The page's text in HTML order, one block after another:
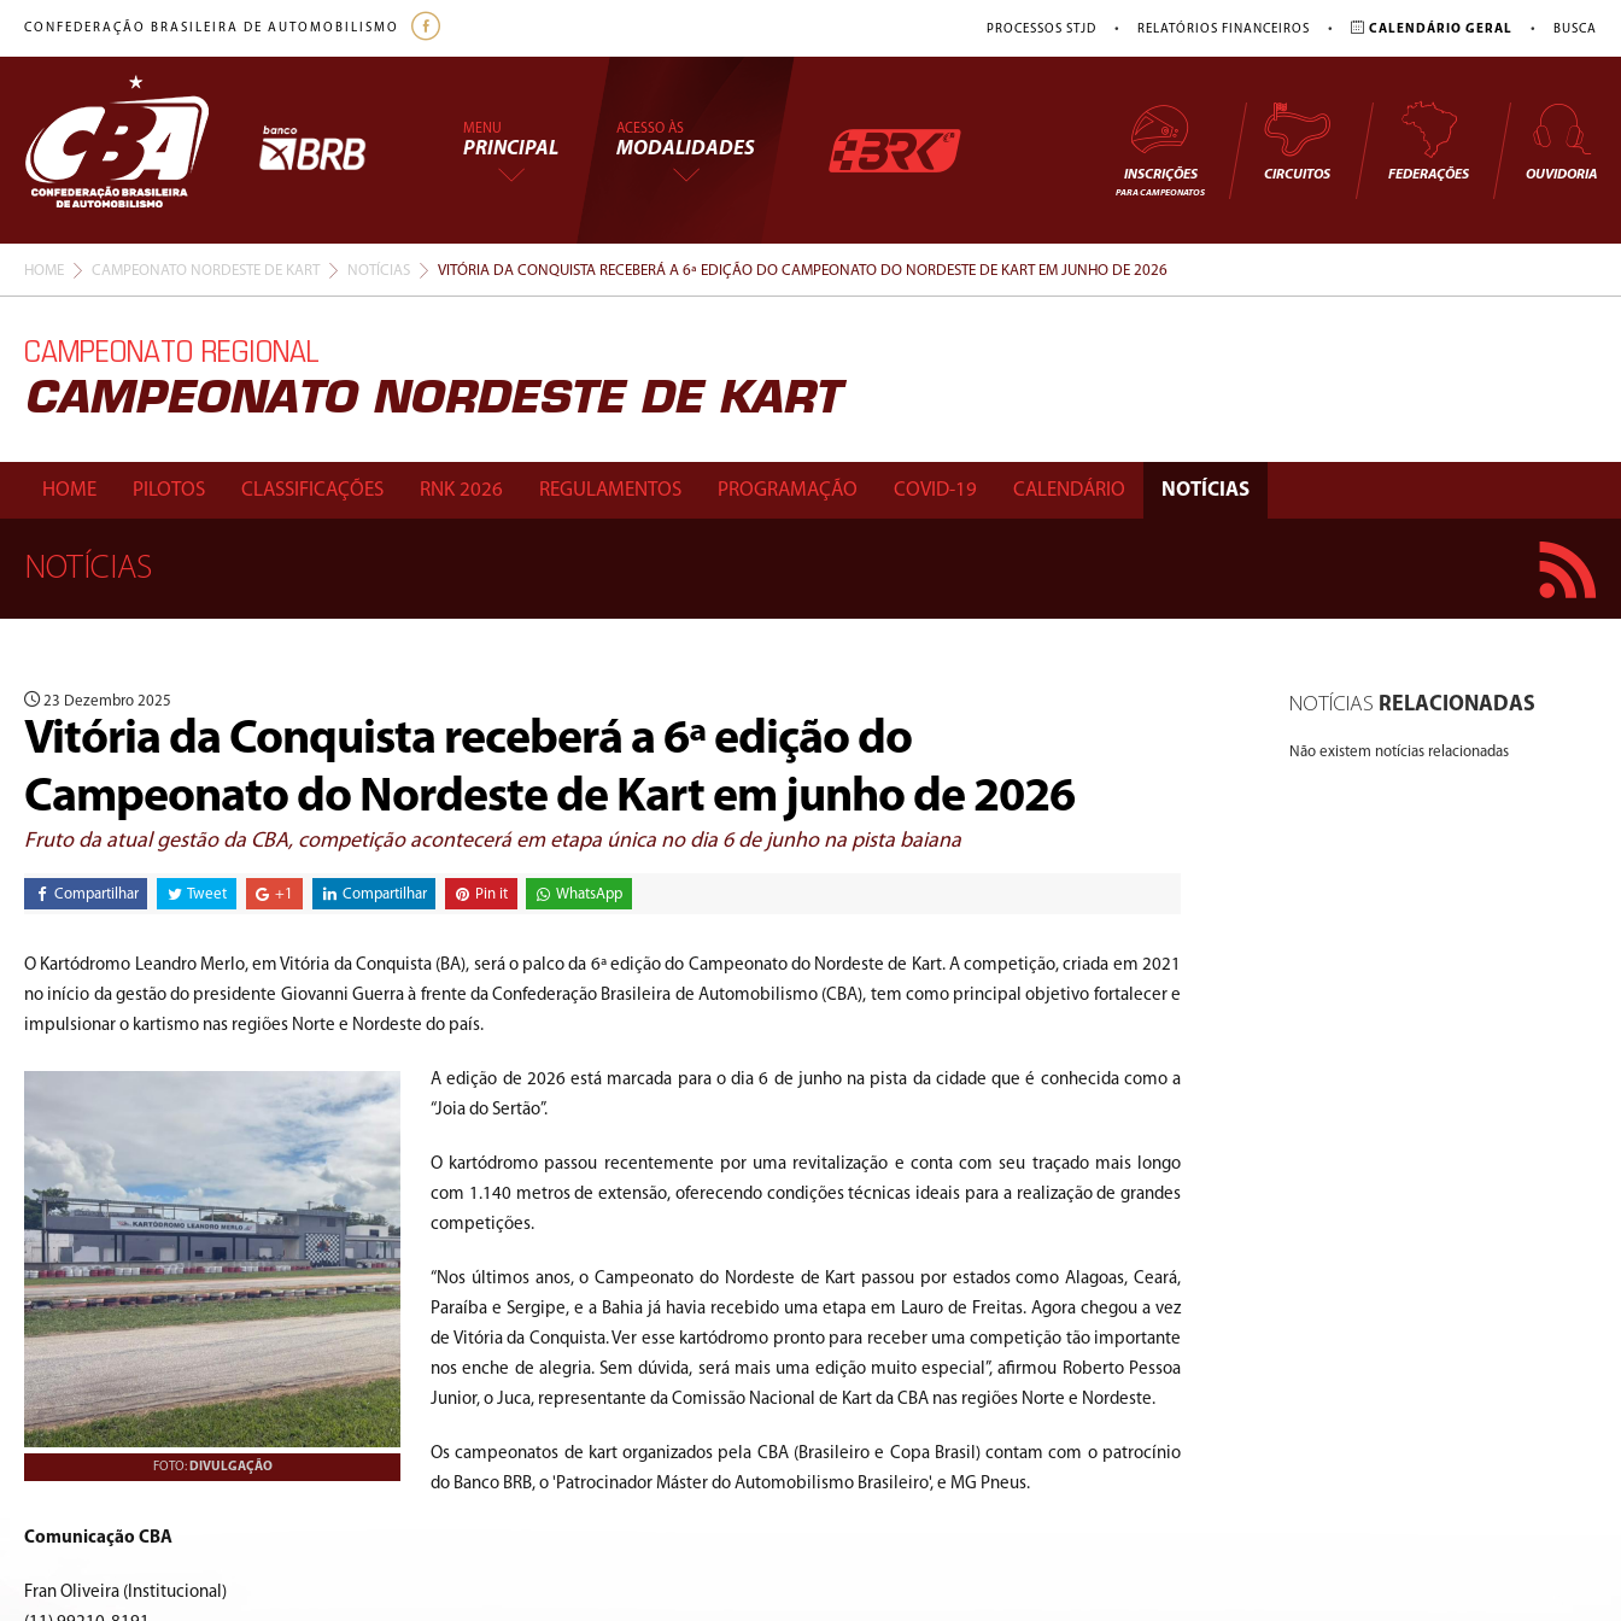
CONFEDERAÇÃO BRASILEIRA DE AUTOMOBILISMO PROCESSOS STJD • RELATÓRIOS FINANCEIROS • CALENDÁRIO GERAL • BUSCA
MENU
PRINCIPAL
ACESSO ÀS
MODALIDADES
INSCRIÇÕES
PARA CAMPEONATOS
CIRCUITOS FEDERAÇÕES OUVIDORIA
HOME CAMPEONATO NORDESTE DE KART NOTÍCIAS VITÓRIA DA CONQUISTA RECEBERÁ A 6ª EDIÇÃO DO CAMPEONATO DO NORDESTE DE KART EM JUNHO DE 2026
CAMPEONATO REGIONAL
CAMPEONATO NORDESTE DE KART
HOME PILOTOS CLASSIFICAÇÕES RNK 2026 REGULAMENTOS PROGRAMAÇÃO COVID-19 CALENDÁRIO NOTÍCIAS
NOTÍCIAS
23 Dezembro 2025
Vitória da Conquista receberá a 6ª edição do
Campeonato do Nordeste de Kart em junho de 2026
Fruto da atual gestão da CBA, competição acontecerá em etapa única no dia 6 de junho na pista baiana
Compartilhar Tweet +1 Compartilhar Pin it WhatsApp
O Kartódromo Leandro Merlo, em Vitória da Conquista (BA), será o palco da 6ª edição do Campeonato do Nordeste de Kart. A competição, criada em 2021
no início da gestão do presidente Giovanni Guerra à frente da Confederação Brasileira de Automobilismo (CBA), tem como principal objetivo fortalecer e
impulsionar o kartismo nas regiões Norte e Nordeste do país.
FOTO: DIVULGAÇÃO
A edição de 2026 está marcada para o dia 6 de junho na pista da cidade que é conhecida como a
“Joia do Sertão”.
O kartódromo passou recentemente por uma revitalização e conta com seu traçado mais longo
com 1.140 metros de extensão, oferecendo condições técnicas ideais para a realização de grandes
competições.
“Nos últimos anos, o Campeonato do Nordeste de Kart passou por estados como Alagoas, Ceará,
Paraíba e Sergipe, e a Bahia já havia recebido uma etapa em Lauro de Freitas. Agora chegou a vez
de Vitória da Conquista. Ver esse kartódromo pronto para receber uma competição tão importante
nos enche de alegria. Sem dúvida, será mais uma edição muito especial”, afirmou Roberto Pessoa
Junior, o Juca, representante da Comissão Nacional de Kart da CBA nas regiões Norte e Nordeste.
Os campeonatos de kart organizados pela CBA (Brasileiro e Copa Brasil) contam com o patrocínio
do Banco BRB, o 'Patrocinador Máster do Automobilismo Brasileiro', e MG Pneus.
Comunicação CBA
Fran Oliveira (Institucional)
NOTÍCIAS RELACIONADAS
Não existem notícias relacionadas